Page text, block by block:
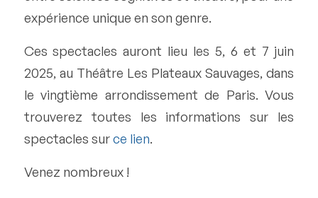
expérience unique en son genre.
Ces spectacles auront lieu les 5, 6 et 7 juin
2025, au Théâtre Les Plateaux Sauvages, dans
le vingtième arrondissement de Paris. Vous
trouverez toutes les informations sur les
spectacles surce lien.
Venez nombreux !